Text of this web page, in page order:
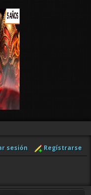
sesión Regístrarse